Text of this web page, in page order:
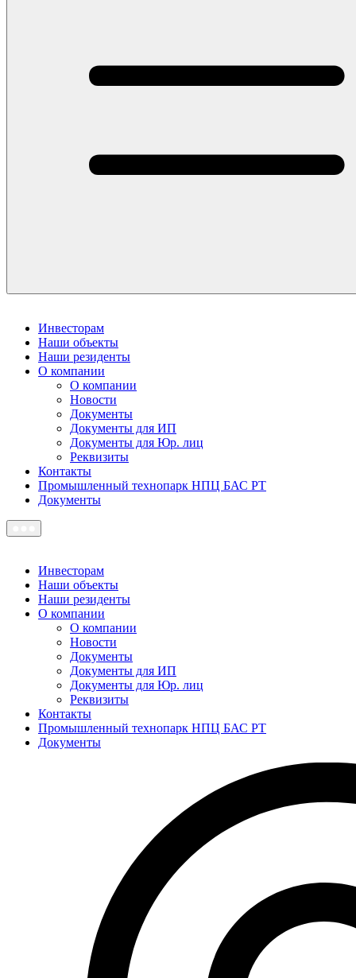
Инвесторам
Наши объекты
Наши резиденты
О компании
О компании
Новости
Документы
Документы для ИП
Документы для Юр. лиц
Реквизиты
Контакты
Промышленный технопарк НПЦ БАС РТ
Документы
Инвесторам
Наши объекты
Наши резиденты
О компании
О компании
Новости
Документы
Документы для ИП
Документы для Юр. лиц
Реквизиты
Контакты
Промышленный технопарк НПЦ БАС РТ
Документы